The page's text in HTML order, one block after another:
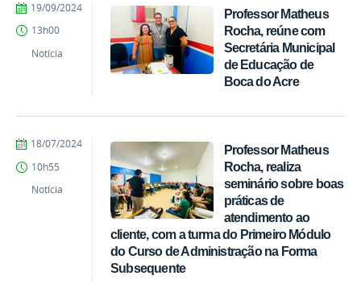
Professor Matheus
Rocha, reúne com
Secretária Municipal
de Educação de
Boca do Acre
por
publicado
19/09/2024
13h00
Notícia
Professor Matheus
Rocha, realiza
seminário sobre boas
práticas de
atendimento ao
cliente, com a turma do Primeiro Módulo
do Curso de Administração na Forma
Subsequente
por
publicado
18/07/2024
10h55
Notícia